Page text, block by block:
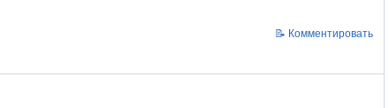
📝 Комментировать